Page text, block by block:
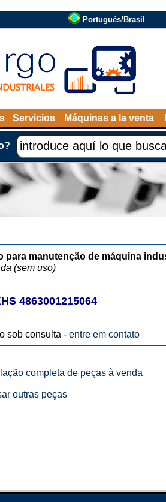
Português/Brasil
Servicios Máquinas a la venta
para manutenção de máquina
(sem uso)
4863001215064
sob consulta - entre em contato
completa de peças à venda
outras peças